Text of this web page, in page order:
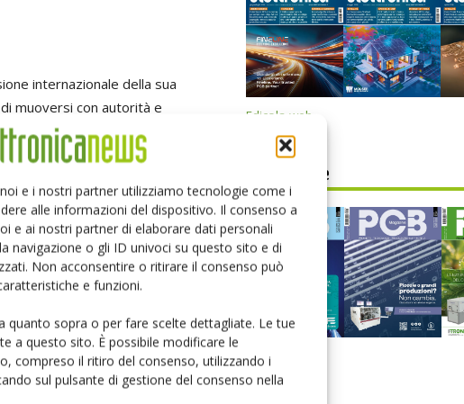
e i nostri partner utilizziamo tecnologie come i
alle informazioni del dispositivo. Il consenso a
e ai nostri partner di elaborare dati personali
navigazione o gli ID univoci su questo sito e di
Non acconsentire o ritirare il consenso può
e funzioni.
quanto sopra o per fare scelte dettagliate. Le tue
a questo sito. È possibile modificare le
compreso il ritiro del consenso, utilizzando i
sul pulsante di gestione del consenso nella
internazionale della sua
muoversi con autorità e
ci parla delle attività
Lab sta suscitando presso
il 12 febbraio scorso in
che l'evolversi della
che stiamo vivendo in
Edicola web
PCB Magazine
Edicola web